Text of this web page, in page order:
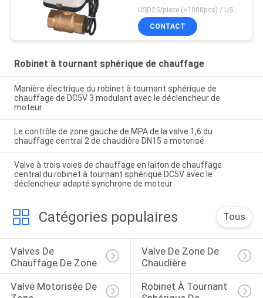
USD25/piece (>1000pcs) / USD26.5 (50-1000 pcs) MOQ:50 morceaux
CONTACT
Robinet à tournant sphérique de chauffage
Manière électrique du robinet à tournant sphérique de
chauffage de DC5V 3 modulant avec le déclencheur de
moteur
Le contrôle de zone gauche de MPA de la valve 1,6 du
chauffage central 2 de chaudière DN15 a motorisé
Valve à trois voies de chauffage en laiton de chauffage
central du robinet à tournant sphérique DC5V avec le
déclencheur adapté synchrone de moteur
Catégories populaires Tous
Valves De
Chauffage De Zone
Valve De Zone De
Chaudière
Valve Motorisée De
Robinet À Tournant